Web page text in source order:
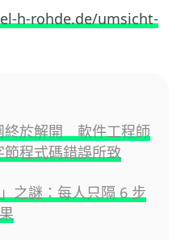
h-rohde.de/umsicht-
終於解開 軟件工程師
程式碼錯誤所致
之謎：每人只隔 6 步